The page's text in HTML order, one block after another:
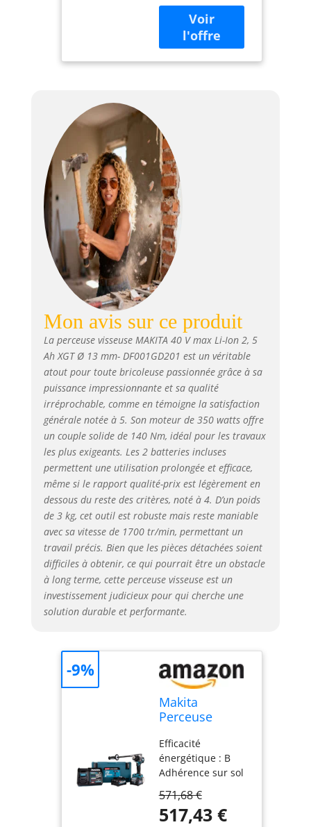
Mon avis sur ce produit
La perceuse visseuse MAKITA 40 V max Li-Ion 2, 5
Ah XGT Ø 13 mm- DF001GD201 est un véritable
atout pour toute bricoleuse passionnée grâce à sa
puissance impressionnante et sa qualité
irréprochable, comme en témoigne la satisfaction
générale notée à 5. Son moteur de 350 watts offre
un couple solide de 140 Nm, idéal pour les travaux
les plus exigeants. Les 2 batteries incluses
permettent une utilisation prolongée et efficace,
même si le rapport qualité-prix est légèrement en
dessous du reste des critères, noté à 4. D’un poids
de 3 kg, cet outil est robuste mais reste maniable
avec sa vitesse de 1700 tr/min, permettant un
travail précis. Bien que les pièces détachées soient
difficiles à obtenir, ce qui pourrait être un obstacle
à long terme, cette perceuse visseuse est un
investissement judicieux pour qui cherche une
solution durable et performante.
Makita
Perceuse
max li-ion 2,5
ah xgt ø 13
mm makita -
df001gd201
Efficacité
énergétique : B
Adhérence sur sol
sonore : 71 cm.
571,68 €
517,43 €
-9%